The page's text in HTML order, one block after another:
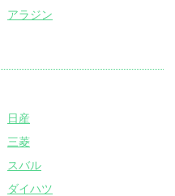
アラジン
日産
三菱
スバル
ダイハツ